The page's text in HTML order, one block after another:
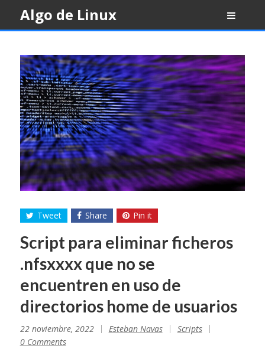
content
Algo de Linux
Tweet Share Pin it
Script para eliminar ficheros
.nfsxxxx que no se
encuentren en uso de
directorios home de usuarios
22 noviembre, 2022 Esteban Navas
Scripts
0 Comments